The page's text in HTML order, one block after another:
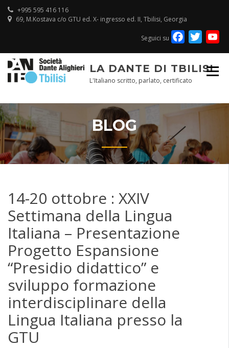
Skip
+995 595 416 116
69, M.Kostava c/o GTU ed. X- ingresso ed. II, Tbilisi, Georgia
Seguici su Facebook
LA DANTE DI TBILISI
L'Italiano scritto, parlato, certificato
BLOG
14-20 ottobre : XXIV
Settimana della Lingua
Italiana – Presentazione
Progetto Espansione
“Presidio didattico” e
sviluppo formazione
interdisciplinare della
Lingua Italiana presso la
GTU